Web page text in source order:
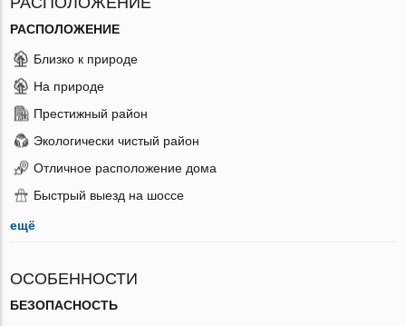
РАСПОЛОЖЕНИЕ
Близко к природе
На природе
Престижный район
Экологически чистый район
Отличное расположение дома
Быстрый выезд на шоссе
ещё
ОСОБЕННОСТИ
БЕЗОПАСНОСТЬ